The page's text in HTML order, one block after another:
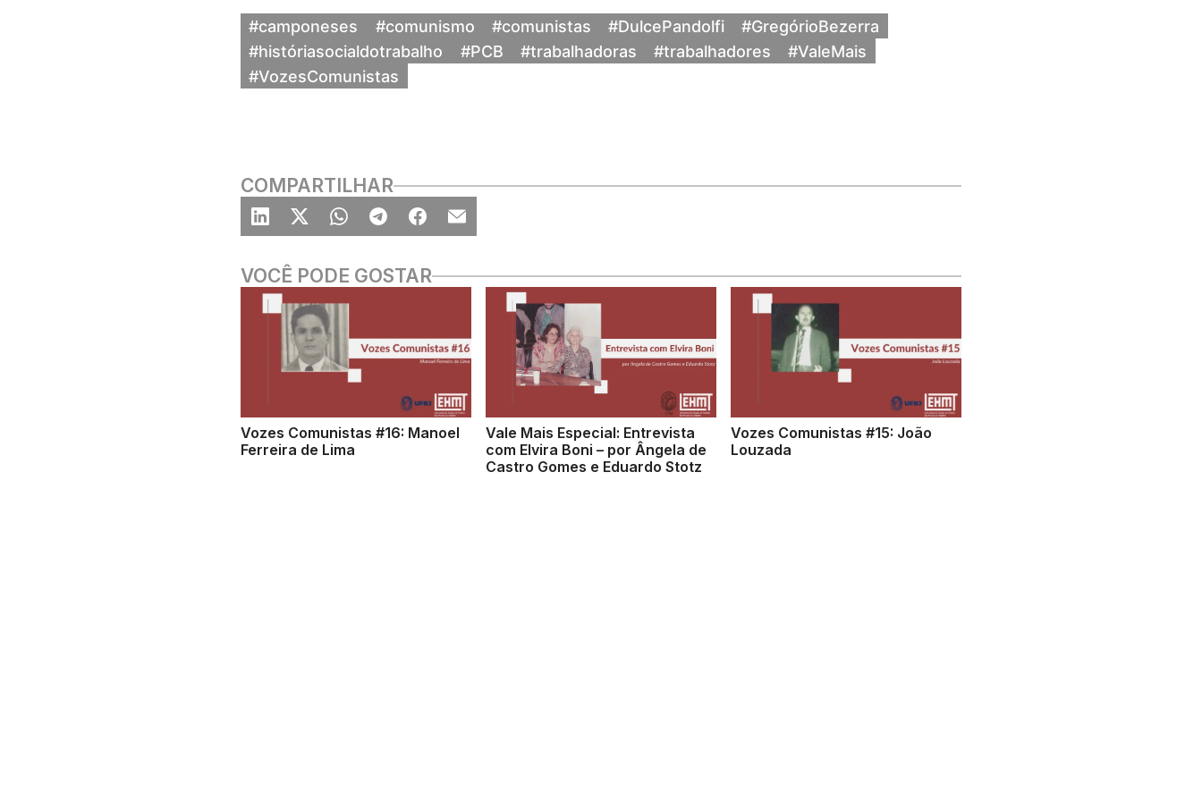
#camponeses #comunismo #comunistas #DulcePandolfi
#GregórioBezerra
#históriasocialdotrabalho
#PCB #trabalhadoras #trabalhadores
#ValeMais
#VozesComunistas
COMPARTILHAR
VOCÊ PODE GOSTAR
Vozes Comunistas #16: Manoel
Ferreira de Lima
Vale Mais Especial: Entrevista
com Elvira Boni – por Ângela de
Castro Gomes e Eduardo Stotz
Vozes Comunistas #15: João
Louzada